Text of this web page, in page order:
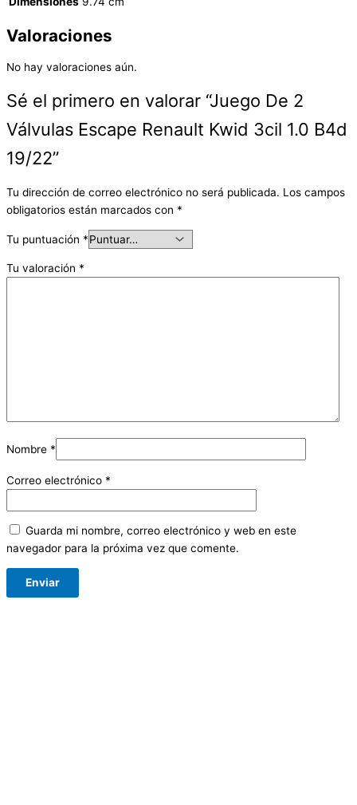
Valoraciones
No hay valoraciones aún.
Sé el primero en valorar “Juego De 2
Válvulas Escape Renault Kwid 3cil 1.0 B4d
19/22”
Tu dirección de correo electrónico no será publicada. Los campos
obligatorios están marcados con *
Tu puntuación *
Tu valoración *
Nombre *
Correo electrónico *
Guarda mi nombre, correo electrónico y web en este
navegador para la próxima vez que comente.